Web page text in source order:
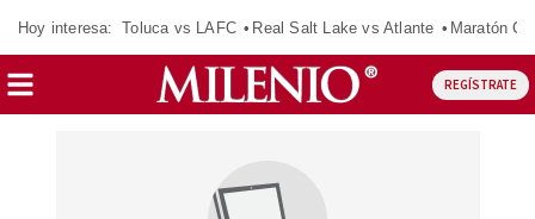
Hoy interesa: Toluca vs LAFC Real Salt Lake vs Atlante Maratón
REGÍSTRATE